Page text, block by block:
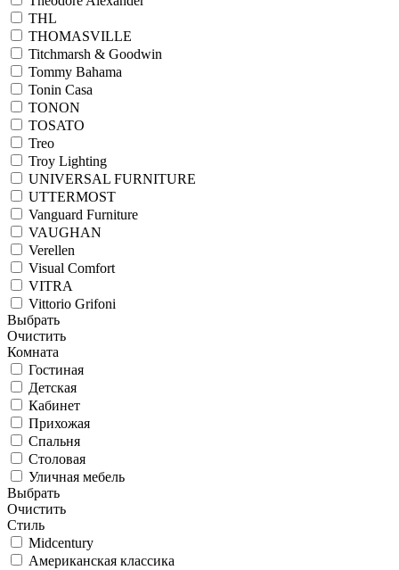
THL
THOMASVILLE
Titchmarsh & Goodwin
Tommy Bahama
Tonin Casa
TONON
TOSATO
Treo
Troy Lighting
UNIVERSAL FURNITURE
UTTERMOST
Vanguard Furniture
VAUGHAN
Verellen
Visual Comfort
VITRA
Vittorio Grifoni
Выбрать
Очистить
Комната
Гостиная
Детская
Кабинет
Прихожая
Спальня
Столовая
Уличная мебель
Выбрать
Очистить
Стиль
Midcentury
Американская классика